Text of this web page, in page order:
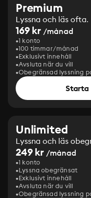
Premium
Lyssna och läs ofta.
169 kr /månad
1 konto
100 timmar/månad
Exklusivt innehåll
Avsluta när du vill
Obegränsad lyssning
Starta
Unlimited
Lyssna och läs
249 kr /månad
1 konto
Lyssna obegränsat
Exklusivt innehåll
Avsluta när du vill
Obegränsad lyssning